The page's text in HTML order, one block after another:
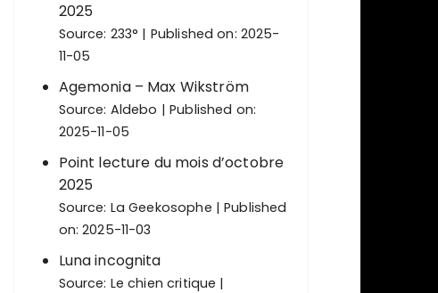
2025
Source: 233°
Published on: 2025-
11-05
Agemonia – Max Wikström
Source: Aldebo
Published on:
2025-11-05
Point lecture du mois d’octobre
2025
Source: La Geekosophe
Published
on: 2025-11-03
Luna incognita
Source: Le chien critique